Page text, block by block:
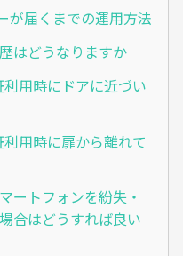
が届くまでの運用方法
はどうなりますか
用時にドアに近づい
用時に扉から離れて
ートフォンを紛失・
合はどうすれば良い